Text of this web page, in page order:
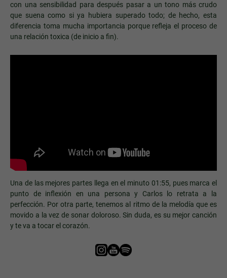
con una sensibilidad para después pasar a un tono más crudo
que suena como si ya hubiera superado todo; de hecho, esta
diferencia toma mucha importancia porque refleja el proceso de
una relación toxica (de inicio a fin).
Una de las mejores partes llega en el minuto 01:55, pues marca el
punto de inflexión en una persona y Carlos lo retrata a la
perfección. Por otra parte, tenemos al ritmo de la melodía que es
movido a la vez de sonar doloroso. Sin duda, es su mejor canción
y te va a tocar el corazón.